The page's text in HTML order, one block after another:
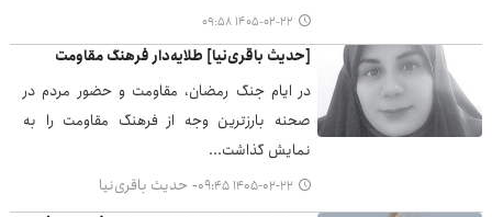
۱۴۰۵-۰۲-۲۲ ۰۹:۵۸
[حدیث باقری‌نیا] طلایه‌دار فرهنگ مقاومت
در ایام جنگ رمضان، مقاومت و حضور مردم در
صحنه بارزترین وجه از فرهنگ مقاومت را به
نمایش گذاشت...
۱۴۰۵-۰۲-۲۲ ۰۹:۴۵
حدیث باقری‌نیا